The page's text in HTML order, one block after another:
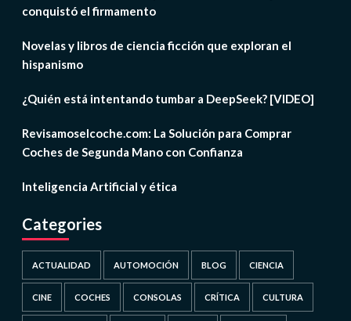
conquistó el firmamento
Novelas y libros de ciencia ficción que exploran el
hispanismo
¿Quién está intentando tumbar a DeepSeek? [VIDEO]
Revisamoselcoche.com: La Solución para Comprar
Coches de Segunda Mano con Confianza
Inteligencia Artificial y ética
Categories
ACTUALIDAD AUTOMOCIÓN BLOG CIENCIA
CINE COCHES CONSOLAS CRÍTICA CULTURA